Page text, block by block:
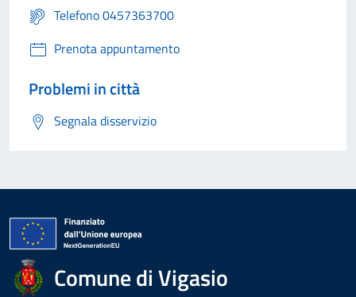
Telefono 0457363700
Prenota appuntamento
Problemi in città
Segnala disservizio
Comune di Vigasio